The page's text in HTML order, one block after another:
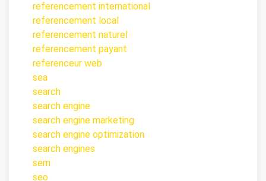
referencement international
referencement local
referencement naturel
referencement payant
referenceur web
sea
search
search engine
search engine marketing
search engine optimization
search engines
sem
seo